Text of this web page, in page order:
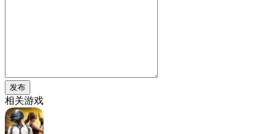
发布
相关游戏